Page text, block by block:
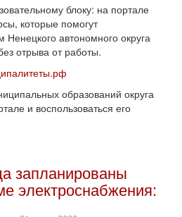
блоку: на портале
которые помогут
автономного округа
отрыва от работы.
образований округа
и воспользоваться его
запланированы
электроснабжения: